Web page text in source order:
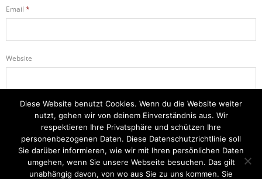
Email *
Website
Name, E-Mail-Adresse und Website in diesem Browser für meinen
nächsten Kommentar speichern.
Diese Website benutzt Cookies. Wenn du die Website weiter
nutzt, gehen wir von deinem Einverständnis aus. Wir
respektieren Ihre Privatsphäre und schützen Ihre
personenbezogenen Daten. Diese Datenschutzrichtlinie soll
Sie darüber informieren, wie wir mit Ihren persönlichen Daten
umgehen, wenn Sie unsere Webseite besuchen. Das gilt
unabhängig davon, von wo aus Sie zu uns kommen. Sie